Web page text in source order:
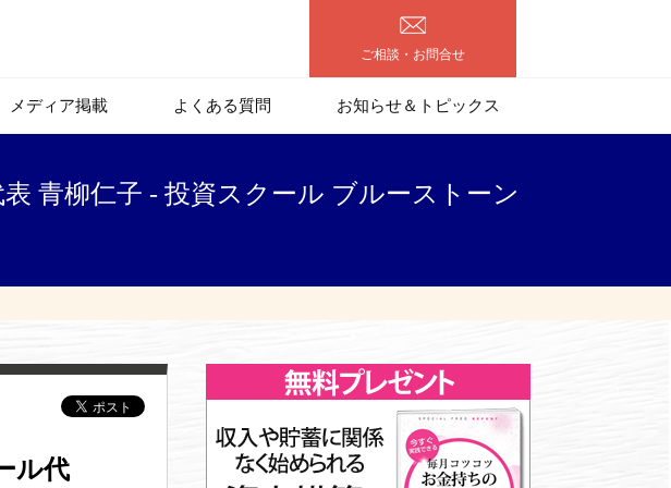
ご相談・お問合せ
メディア掲載 よくある質問 お知らせ＆トピックス
青柳仁子 - 投資スクール ブルーストーン
ル代